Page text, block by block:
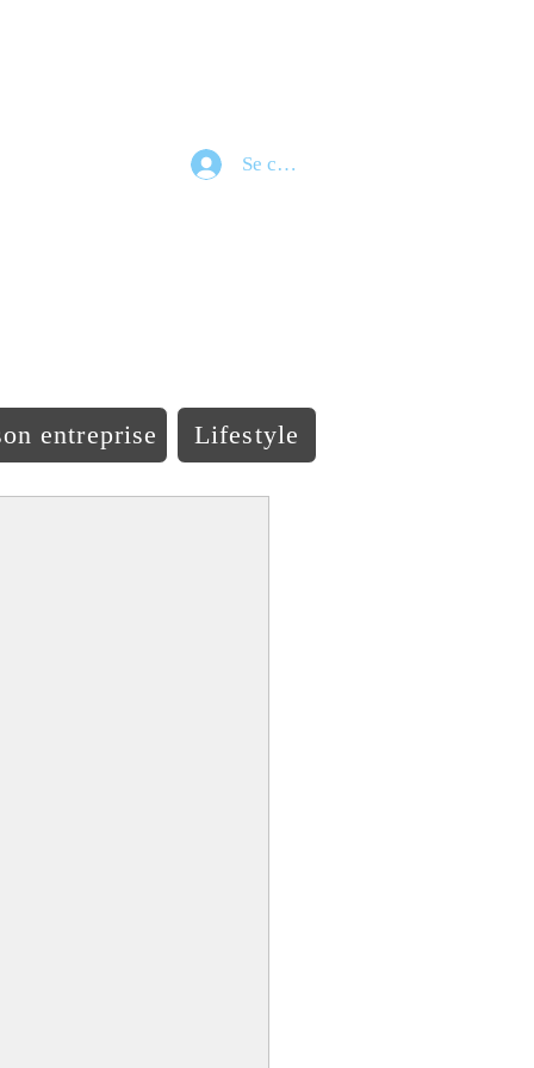
Se connecter
entreprise Lifestyle